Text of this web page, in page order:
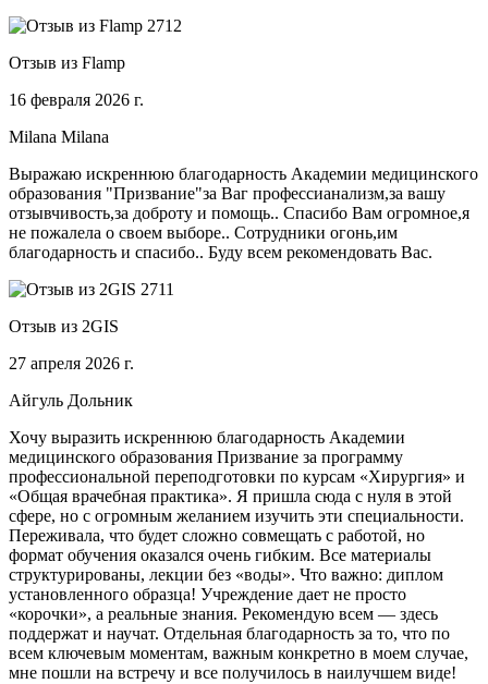
Отзыв из Flamp
16 февраля 2026 г.
Milana Milana
Выражаю искреннюю благодарность Академии медицинского
образования "Призвание"за Ваг профессианализм,за вашу
отзывчивость,за доброту и помощь.. Спасибо Вам огромное,я
не пожалела о своем выборе.. Сотрудники огонь,им
благодарность и спасибо.. Буду всем рекомендовать Вас.
Отзыв из 2GIS
27 апреля 2026 г.
Айгуль Дольник
Хочу выразить искреннюю благодарность Академии
медицинского образования Призвание за программу
профессиональной переподготовки по курсам «Хирургия» и
«Общая врачебная практика». Я пришла сюда с нуля в этой
сфере, но с огромным желанием изучить эти специальности.
Переживала, что будет сложно совмещать с работой, но
формат обучения оказался очень гибким. Все материалы
структурированы, лекции без «воды». Что важно: диплом
установленного образца! Учреждение дает не просто
«корочки», а реальные знания. Рекомендую всем — здесь
поддержат и научат. Отдельная благодарность за то, что по
всем ключевым моментам, важным конкретно в моем случае,
мне пошли на встречу и все получилось в наилучшем виде!